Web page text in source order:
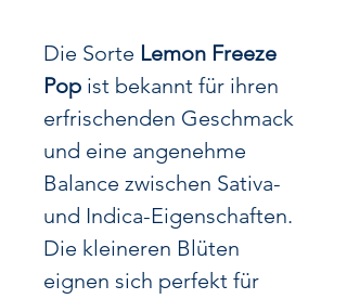
Die Sorte Lemon Freeze
Pop ist bekannt für ihren
erfrischenden Geschmack
und eine angenehme
Balance zwischen Sativa-
und Indica-Eigenschaften.
Die kleineren Blüten
eignen sich perfekt für